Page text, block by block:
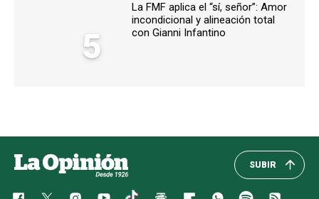
5
La FMF aplica el “sí, señor”: Amor
incondicional y alineación total
con Gianni Infantino
SUBIR